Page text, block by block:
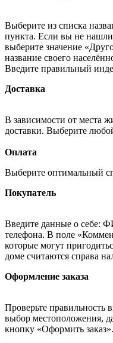
Выберите из списка
пункта. Если вы не
выберите значение
название своего
Введите правильный
Доставка
В зависимости от места
доставки. Выберите
Оплата
Выберите оптимальный
Покупатель
Введите данные о себе:
телефона. В поле
которые могут
доме считаются справа
Оформление заказа
Проверьте правильность
выбор местоположения,
кнопку «Оформить заказ».